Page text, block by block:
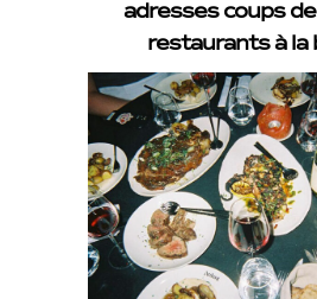
adresses coups
restaurants à la